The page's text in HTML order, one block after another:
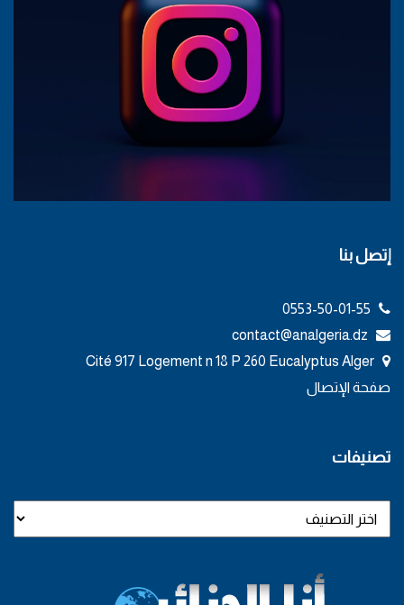
إتصل بنا
صفحة الإتصال
تصنيفات